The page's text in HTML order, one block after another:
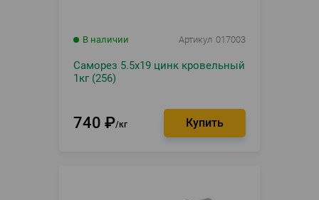
В наличии Артикул 017003
Саморез 5.5х19 цинк кровельный
1кг (256)
740 ₽ кг